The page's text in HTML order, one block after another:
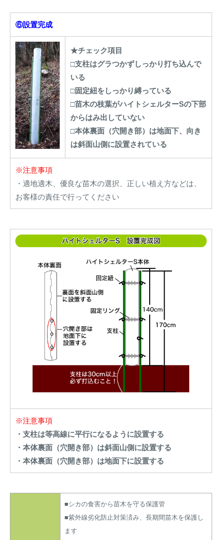
⑥設置完成
★チェック項目
□支柱はグラつかずしっかり打ち込んで
いる
□固定紐をしっかり縛っている
□苗木の枝葉がハイトシェルターSの下部
からはみ出していない
□本体裏面（穴開き部）は地面下、向き
は斜面山側に設置されている
※注意事項
・適地適木、優良な苗木の選択、正しい植え方などは、
お客様の責任で行ってください
※注意事項
・支柱は等高線に平行になるように設置する
・本体裏面（穴開き部）は斜面山側に設置する
・本体裏面（穴開き部）は地面下に設置する
■シカの食害から苗木を守る保護管
■紫外線劣化防止対策済み、長期間苗木を保護し
ます